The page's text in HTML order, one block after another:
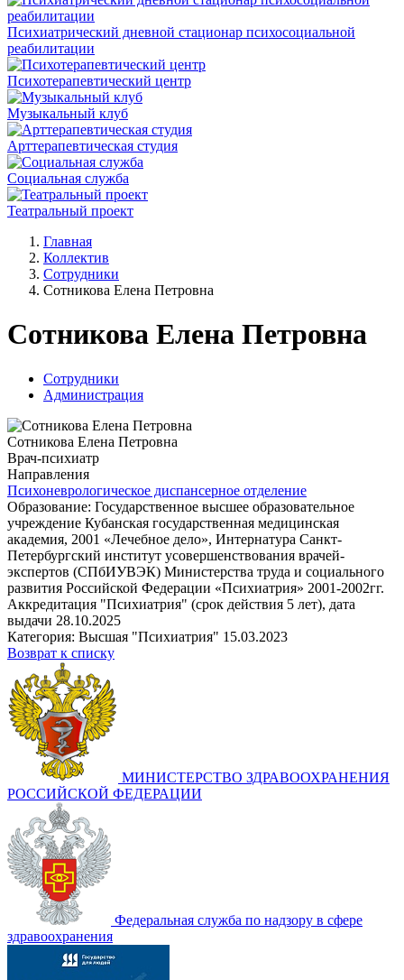
Психиатрический дневной стационар психосоциальной
реабилитации
Психотерапевтический центр
Музыкальный клуб
Арттерапевтическая студия
Социальная служба
Театральный проект
Главная
Коллектив
Сотрудники
Сотникова Елена Петровна
Сотникова Елена Петровна
Сотрудники
Администрация
Сотникова Елена Петровна
Врач-психиатр
Направления
Психоневрологическое диспансерное отделение
Образование: Государственное высшее образовательное
учреждение Кубанская государственная медицинская
академия, 2001 «Лечебное дело», Интернатура Санкт-
Петербургский институт усовершенствования врачей-
экспертов (СПбИУВЭК) Министерства труда и социального
развития Российской Федерации «Психиатрия» 2001-2002гг.
Аккредитация "Психиатрия" (срок действия 5 лет), дата
выдачи 28.10.2025
Категория: Высшая "Психиатрия" 15.03.2023
Возврат к списку
МИНИСТЕРСТВО ЗДРАВООХРАНЕНИЯ
РОССИЙСКОЙ ФЕДЕРАЦИИ
Федеральная служба по надзору в сфере
здравоохранения